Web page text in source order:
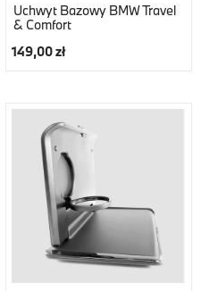
Uchwyt Bazowy BMW Travel
& Comfort
149,00 zł